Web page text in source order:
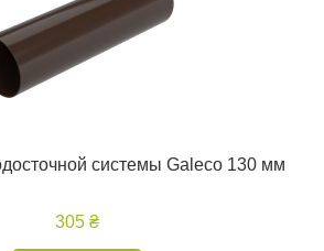
системы Galeco 130 мм
305 ₴